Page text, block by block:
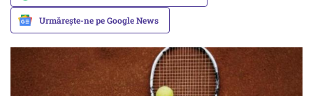
Urmărește-ne pe Google News